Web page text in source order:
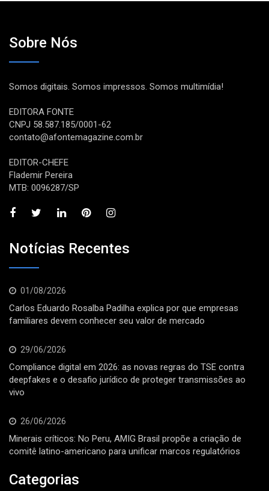
Sobre Nós
Somos digitais. Somos impressos. Somos multimídia!
EDITORA FONTE
CNPJ 58.587.185/0001-62
contato@afontemagazine.com.br
EDITOR-CHEFE
Flademir Pereira
MTB: 0096287/SP
Notícias Recentes
01/08/2026
Carlos Eduardo Rosalba Padilha explica por que empresas
familiares devem conhecer seu valor de mercado
29/06/2026
Compliance digital em 2026: as novas regras do TSE contra
deepfakes e o desafio jurídico de proteger transmissões ao
vivo
26/06/2026
Minerais críticos: No Peru, AMIG Brasil propõe a criação de
comitê latino-americano para unificar marcos regulatórios
Categorias